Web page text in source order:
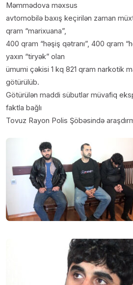
Məmmədova məxsus
avtomobilə baxış keçirilən zaman
qram “marixuana”,
400 qram “həşiş qətranı”, 400 qram
yaxın “tiryək” olan
ümumi çəkisi 1 kq 821 qram narkotik
götürülüb.
Götürülən maddi sübutlar müvafiq
faktla bağlı
Tovuz Rayon Polis Şöbəsində